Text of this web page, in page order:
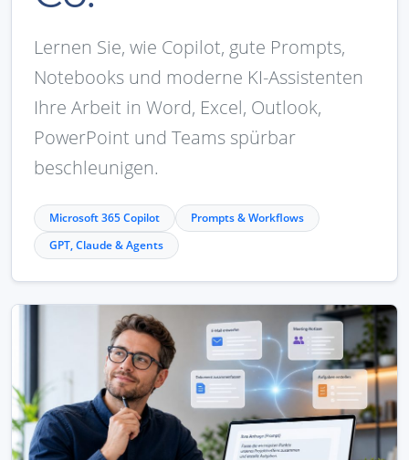
Lernen Sie, wie Copilot, gute Prompts,
Notebooks und moderne KI-Assistenten
Ihre Arbeit in Word, Excel, Outlook,
PowerPoint und Teams spürbar
beschleunigen.
Microsoft 365 Copilot
Prompts & Workflows
GPT, Claude & Agents